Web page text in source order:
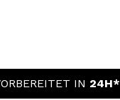
IN 24H*